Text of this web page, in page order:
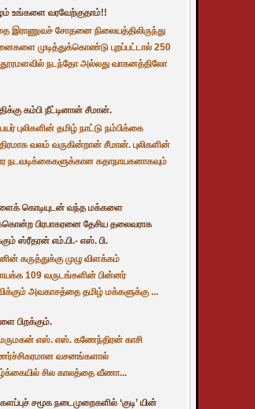
உங்களை வரவேற்குதாம்!!
இராணுவச் சோதனை நிலையத்திலிருந்து
முடித்துக்கொண்டு புறப்பட்டால் 250
தூரமளவில் நடந்தோ அல்லது வாகனத்திலோ
கம்பி நீட்டினான் சீமான்.
புலிகளின் தமிழ் நாட்டு நம்பிக்கை
வலம் வருகின்றான் சீமான். புலிகளின்
நடவடிக்கைகளுக்கான கதாநாயகனாகவும்
கொடியுடன் வந்த மக்களை
பிரபாகரனை தேசிய தலைவராக
ஸ்ரீதரன் எம்.பி.- எஸ். பி.
கருத்துக்கு முழு விளக்கம்
109 வருடங்களின் பின்னர்
அவகாசத்தை தமிழ் மக்களுக்கு ...
பிறக்கும்.
எஸ். எஸ். கணேந்திரன் காசி
வசனங்களால்
சில காலத்தை வீணா...
சமூக நடைமுறைகளில் ‘குடி’ யின்